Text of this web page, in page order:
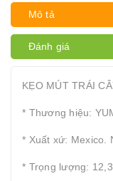
Mô tả
Đánh giá
KẸO MÚT TRÁI
* Thương hiệu:
* Xuất xứ: Mexico.
* Trọng lượng: